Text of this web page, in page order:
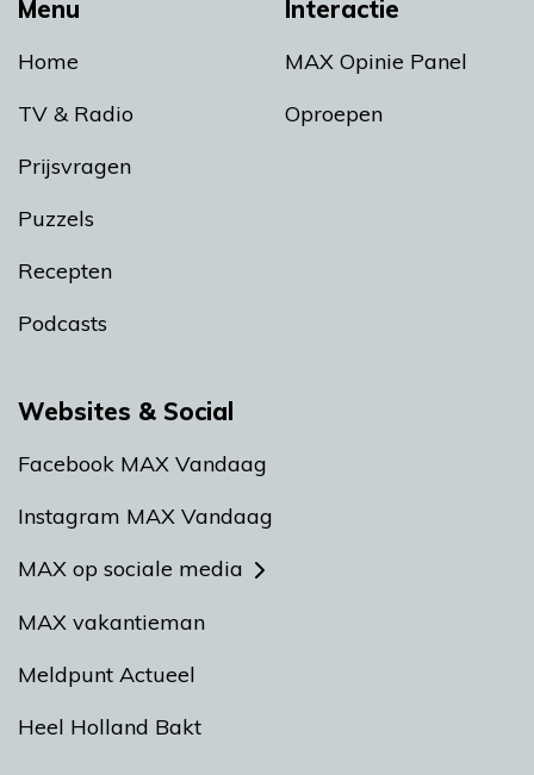
Menu
Home
TV & Radio
Prijsvragen
Puzzels
Recepten
Podcasts
Interactie
MAX Opinie Panel
Oproepen
Websites & Social
Facebook MAX Vandaag
Instagram MAX Vandaag
MAX op sociale media
MAX vakantieman
Meldpunt Actueel
Heel Holland Bakt